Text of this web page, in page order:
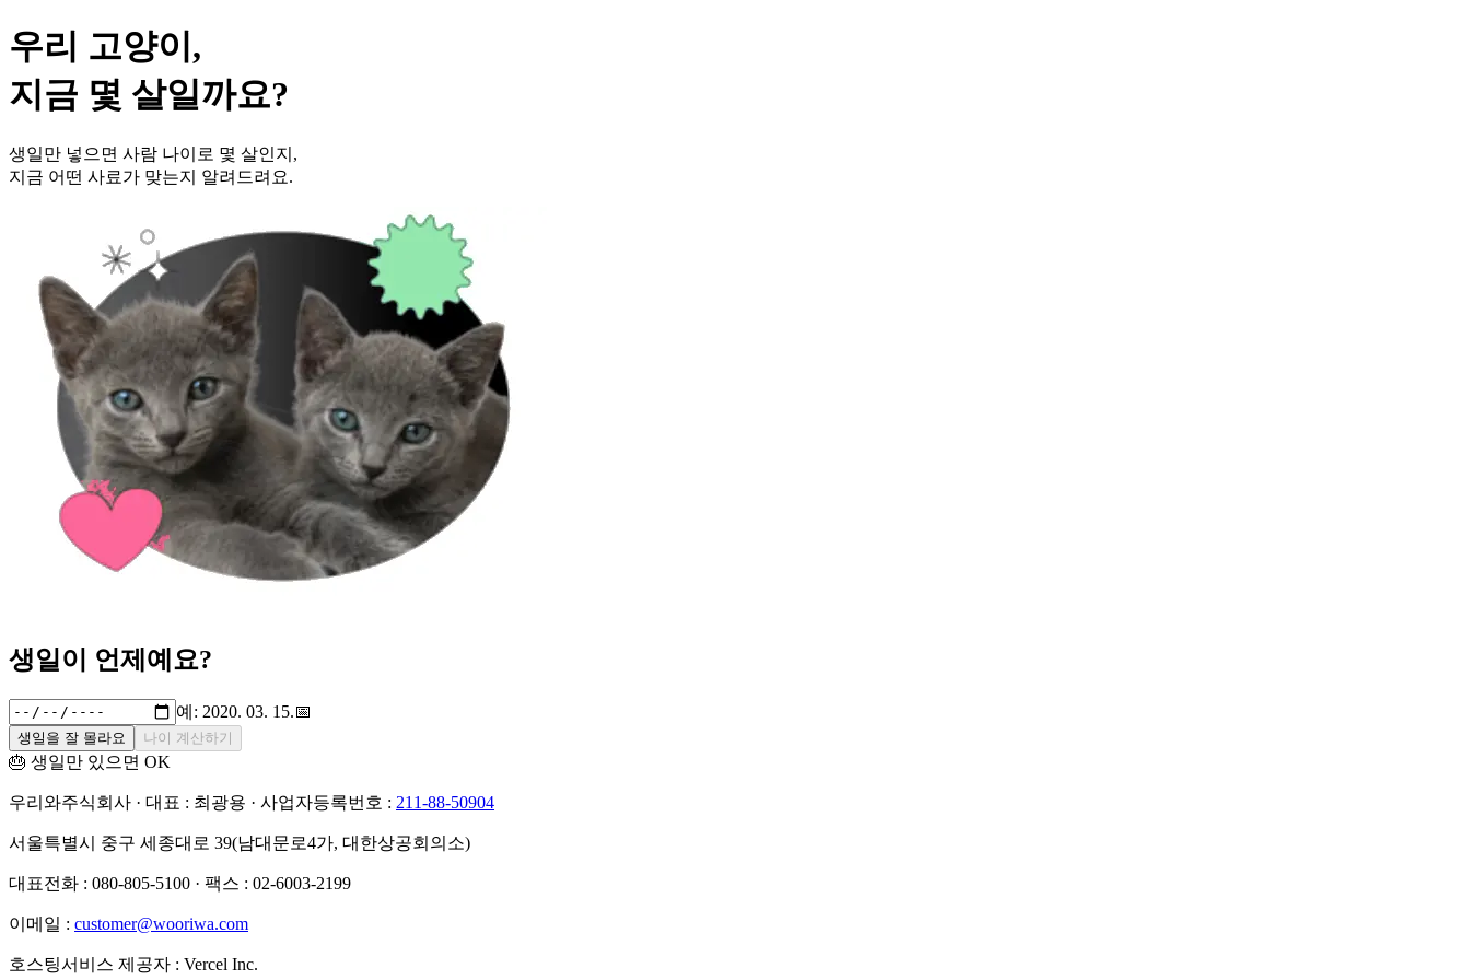
우리 고양이,
지금 몇 살일까요?
생일만 넣으면 사람 나이로 몇 살인지,
지금 어떤 사료가 맞는지 알려드려요.
생일이 언제예요?
예: 2020. 03. 15. 📅
생일을 잘 몰라요 나이 계산하기
🎂 생일만 있으면 OK
우리와주식회사 · 대표 : 최광용 · 사업자등록번호 : 211-88-50904
서울특별시 중구 세종대로 39(남대문로4가, 대한상공회의소)
대표전화 : 080-805-5100 · 팩스 : 02-6003-2199
이메일 : customer@wooriwa.com
호스팅서비스 제공자 : Vercel Inc.